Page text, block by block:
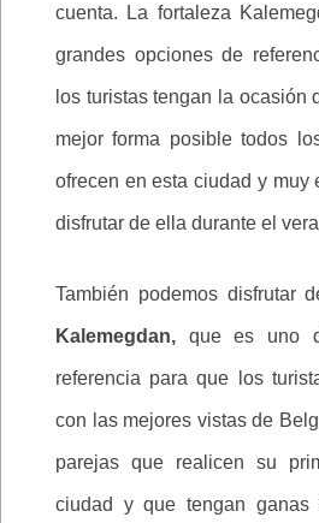
cuenta. La fortaleza
grandes opciones de
los turistas tengan la ocasión
mejor forma posible todos
ofrecen en esta ciudad y muy
disfrutar de ella durante el
También podemos disfrutar
Kalemegdan, que es uno
referencia para que los
con las mejores vistas de
parejas que realicen su
ciudad y que tengan ganas